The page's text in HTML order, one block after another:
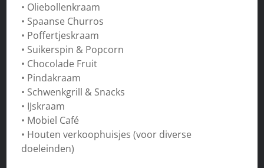
• Oliebollenkraam
• Spaanse Churros
• Poffertjeskraam
• Suikerspin & Popcorn
• Chocolade Fruit
• Pindakraam
• Schwenkgrill & Snacks
• IJskraam
• Mobiel Café
• Houten verkoophuisjes (voor diverse
doeleinden)